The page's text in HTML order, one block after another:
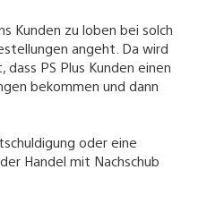
Kunden zu loben bei solch
angeht. Da wird
PS Plus Kunden einen
bekommen und dann
oder eine
Handel mit Nachschub